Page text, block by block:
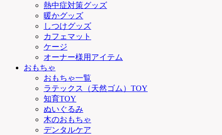
熱中症対策グッズ
暖かグッズ
しつけグッズ
カフェマット
ケージ
オーナー様用アイテム
おもちゃ
おもちゃ一覧
ラテックス（天然ゴム）TOY
知育TOY
ぬいぐるみ
木のおもちゃ
デンタルケア